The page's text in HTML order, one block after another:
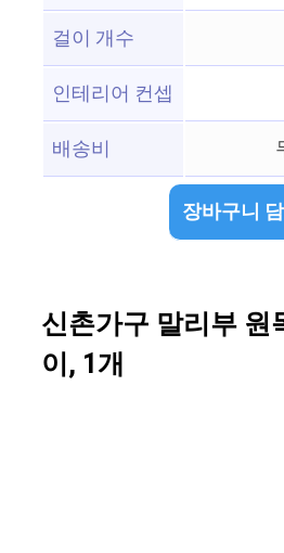
걸이 개수
인테리어 컨셉
배송비
장바구니
신촌가구 말리부 원
이, 1개